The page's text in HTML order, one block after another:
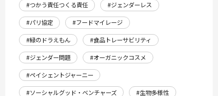
#つかう責任つくる責任
#ジェンダーレス
#パリ協定
#フードマイレージ
#緑のドラえもん
#食品トレーサビリティ
#ジェンダー問題
#オーガニックコスメ
#ペイシェントジャーニー
#ソーシャルグッド・ベンチャーズ
#生物多様性